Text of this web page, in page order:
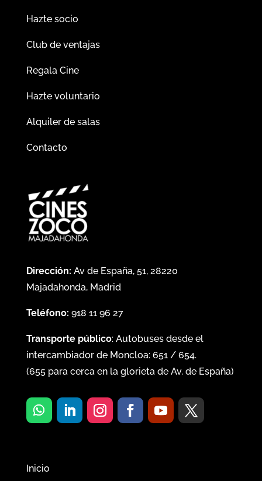
Hazte socio
Club de ventajas
Regala Cine
Hazte voluntario
Alquiler de salas
Contacto
Dirección: Av de España, 51, 28220
Majadahonda, Madrid
Teléfono: 918 11 96 27
Transporte público: Autobuses desde el
intercambiador de Moncloa: 651/ 654.
(655para cerca en la glorieta de Av. de España)
Inicio